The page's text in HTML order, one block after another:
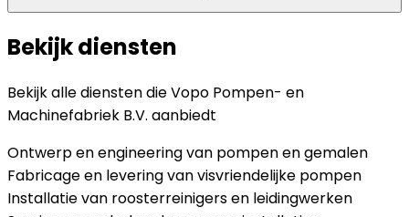
Bekijk diensten
Bekijk alle diensten dieVopo Pompen- en
Machinefabriek B.V. aanbiedt
Ontwerp en engineering van pompen en gemalen
Fabricage en levering van visvriendelijke pompen
Installatie van roosterreinigers en leidingwerken